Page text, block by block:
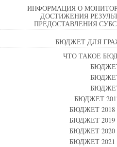
ИНФОРМАЦИЯ О
ДОСТИЖЕНИЯ
ПРЕДОСТАВЛЕНИЯ
БЮДЖЕТ ДЛЯ
ЧТО ТАКОЕ
БЮДЖЕТ
БЮДЖЕТ 2018
БЮДЖЕТ 2019
БЮДЖЕТ 2020
БЮДЖЕТ 2021